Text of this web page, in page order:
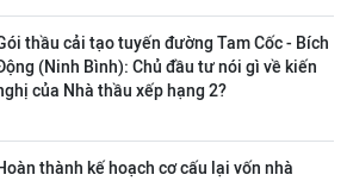
thầu cải tạo tuyến đường Tam Cốc - Bích
(Ninh Bình): Chủ đầu tư nói gì về kiến
của Nhà thầu xếp hạng 2?
thành kế hoạch cơ cấu lại vốn nhà